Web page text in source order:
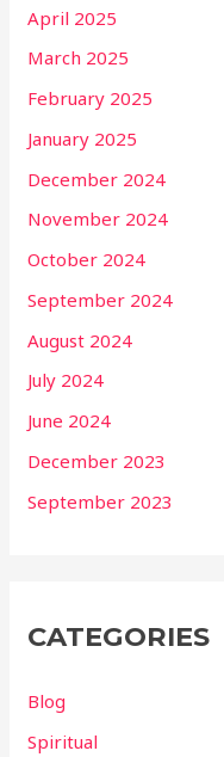
April 2025
March 2025
February 2025
January 2025
December 2024
November 2024
October 2024
September 2024
August 2024
July 2024
June 2024
December 2023
September 2023
CATEGORIES
Blog
Spiritual